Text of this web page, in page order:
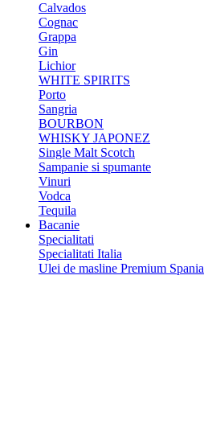
Calvados
Cognac
Grappa
Gin
Lichior
WHITE SPIRITS
Porto
Sangria
BOURBON
WHISKY JAPONEZ
Single Malt Scotch
Sampanie si spumante
Vinuri
Vodca
Tequila
Bacanie
Specialitati
Specialitati Italia
Ulei de masline Premium Spania